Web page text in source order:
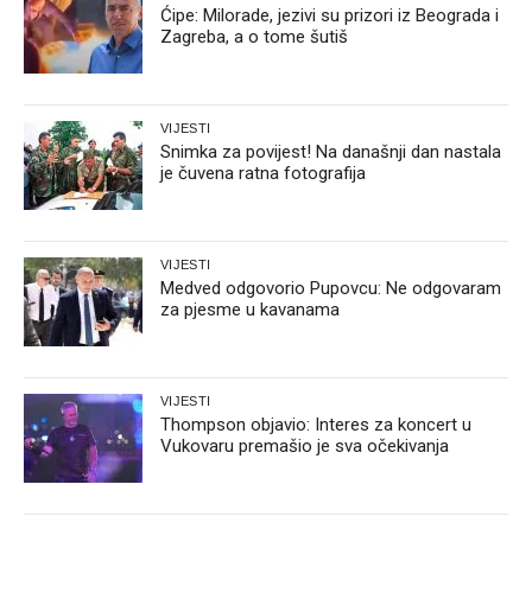
Ćipe: Milorade, jezivi su prizori iz Beograda i
Zagreba, a o tome šutiš
VIJESTI
Snimka za povijest! Na današnji dan nastala
je čuvena ratna fotografija
VIJESTI
Medved odgovorio Pupovcu: Ne odgovaram
za pjesme u kavanama
VIJESTI
Thompson objavio: Interes za koncert u
Vukovaru premašio je sva očekivanja